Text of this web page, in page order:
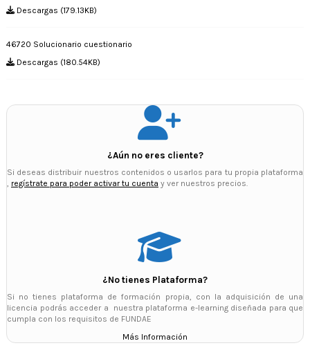
Descargas (179.13KB)
46720 Solucionario cuestionario
Descargas (180.54KB)
¿Aún no eres cliente?
Si deseas distribuir nuestros contenidos o usarlos para tu propia plataforma
regístrate para poder activar tu cuenta y ver nuestros precios.
¿No tienes Plataforma?
Si no tienes plataforma de formación propia, con la adquisición de una
licencia podrás acceder a nuestra plataforma e-learning diseñada para que
cumpla con los requisitos de FUNDAE
Más Información